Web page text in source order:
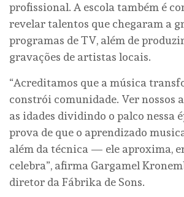
profissional. A escola também é
revelar talentos que chegaram a
programas de TV, além de
gravações de artistas locais.
“Acreditamos que a música
constrói comunidade. Ver nossos
as idades dividindo o palco nessa
prova de que o aprendizado
além da técnica — ele aproxima,
celebra”, afirma Gargamel
diretor da Fábrika de Sons.